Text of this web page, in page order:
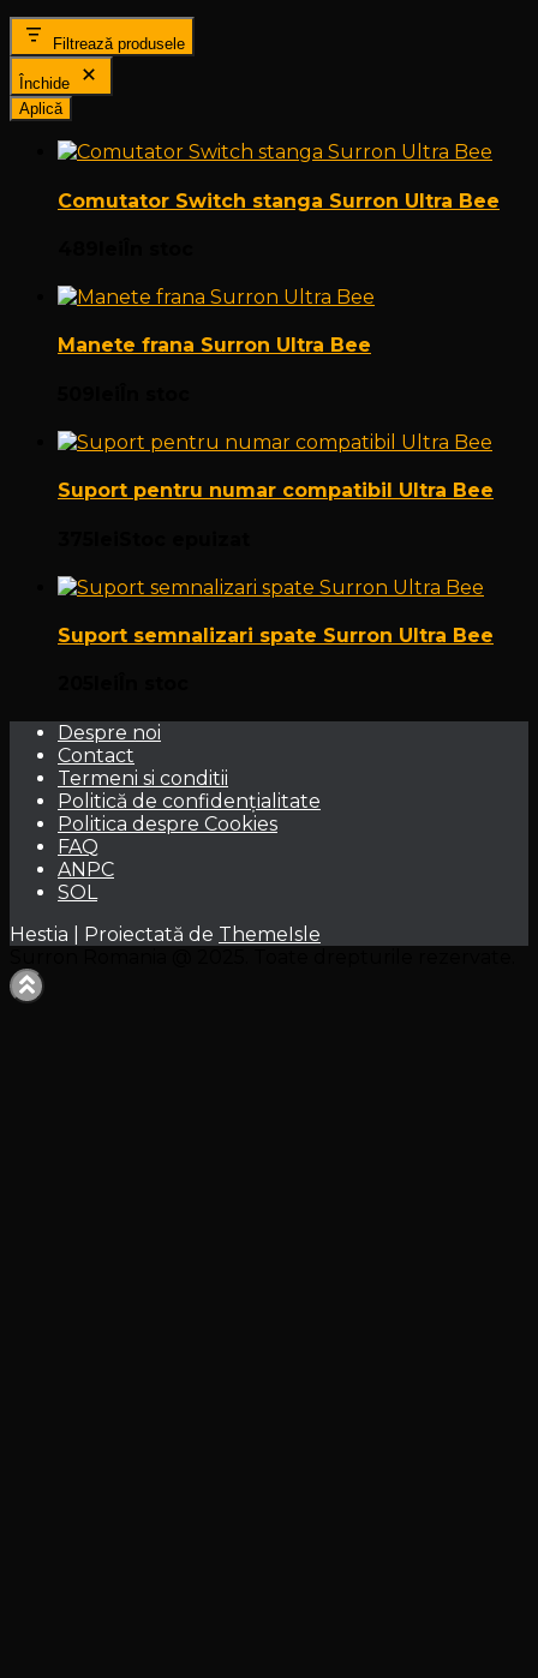
Filtrează produsele
Închide
Aplică
Comutator Switch stanga Surron Ultra Bee
Manete frana Surron Ultra Bee
Suport pentru numar compatibil Ultra Bee
Suport semnalizari spate Surron Ultra Bee
Despre noi
Contact
Termeni si conditii
Politică de confidențialitate
Politica despre Cookies
FAQ
ANPC
SOL
Hestia | Proiectată de ThemeIsle